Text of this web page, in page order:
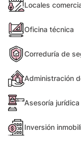
Locales
Oficina técnica
Correduría de
Administración
Asesoría jurídica
Inversión